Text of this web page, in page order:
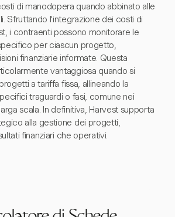
di manodopera quando abbinato alle
Sfruttando l'integrazione dei costi di
i contraenti possono monitorare le
per ciascun progetto,
finanziarie informate. Questa
vantaggiosa quando si
a tariffa fissa, allineando la
traguardi o fasi, comune nei
scala. In definitiva, Harvest supporta
alla gestione dei progetti,
finanziari che operativi.